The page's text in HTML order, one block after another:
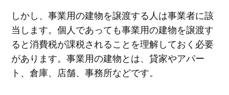
しかし、事業用の建物を譲渡する人は事業者に該
当します。個人であっても事業用の建物を譲渡す
ると消費税が課税されることを理解しておく必要
があります。事業用の建物とは、貸家やアパー
ト、倉庫、店舗、事務所などです。